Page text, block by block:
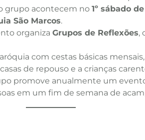
grupo acontecem no 1º sábado
São Marcos.
organiza Grupos de Reflexões,
com cestas básicas
de repouso e a crianças
promove anualmente um
em um fim de semana de